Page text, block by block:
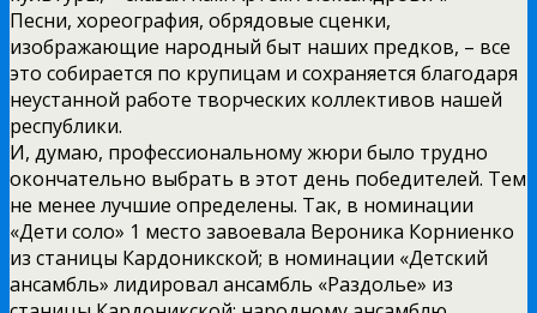
Песни, хореография, обрядовые сценки,
изображающие народный быт наших предков, – все
это собирается по крупицам и сохраняется благодаря
неустанной работе творческих коллективов нашей
республики.
И, думаю, профессиональному жюри было трудно
окончательно выбрать в этот день победителей. Тем
не менее лучшие определены. Так, в номинации
«Дети соло» 1 место завоевала Вероника Корниенко
из станицы Кардоникской; в номинации «Детский
ансамбль» лидировал ансамбль «Раздолье» из